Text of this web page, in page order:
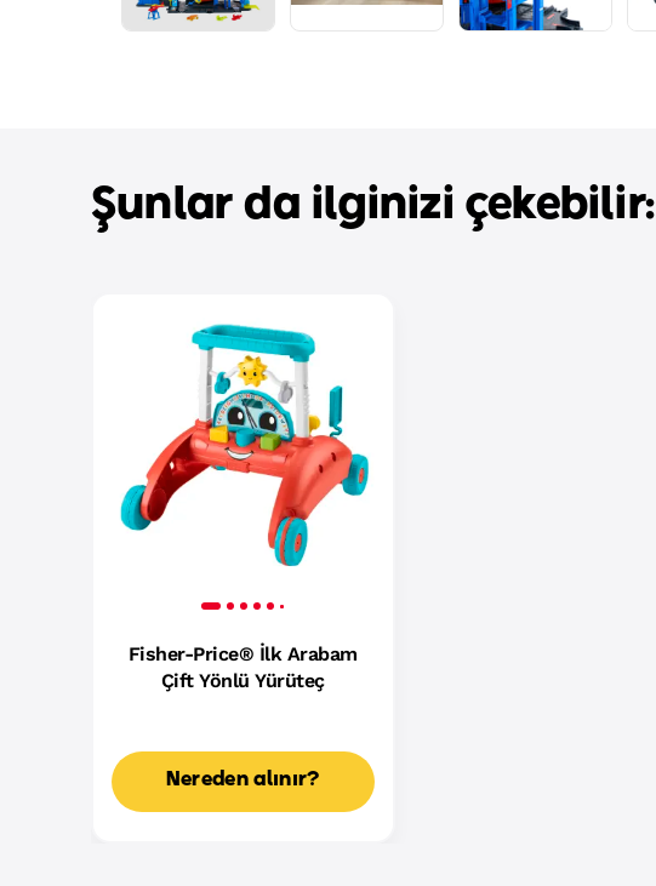
Şunlar da ilginizi çekebilir:
Fisher-Price® İlk Arabam
Çift Yönlü Yürüteç
Nereden alınır?